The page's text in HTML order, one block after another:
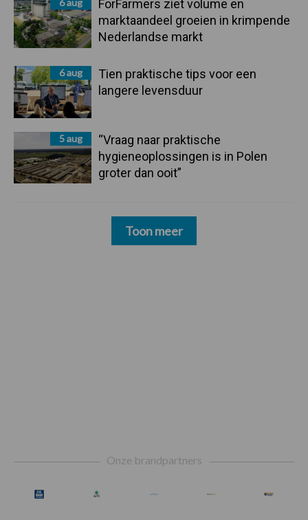
6 aug
ForFarmers ziet volume en
marktaandeel groeien in krimpende
Nederlandse markt
6 aug
Tien praktische tips voor een
langere levensduur
5 aug
“Vraag naar praktische
hygieneoplossingen is in Polen
groter dan ooit”
Toon meer
Onze brandpartners